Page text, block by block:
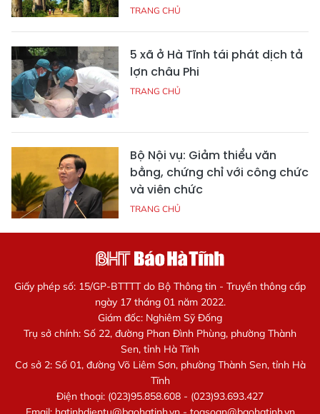
TRANG CHỦ
5 xã ở Hà Tĩnh tái phát dịch tả
lợn châu Phi
TRANG CHỦ
Bộ Nội vụ: Giảm thiểu văn
bằng, chứng chỉ với công chức
và viên chức
TRANG CHỦ
Giấy phép số: 15/GP-BTTTT do Bộ Thông tin - Truyền thông cấp
ngày 17 tháng 01 năm 2022.
Giám đốc: Nghiêm Sỹ Đống
Trụ sở chính: Số 22, đường Phan Đình Phùng, phường Thành
Sen, tỉnh Hà Tĩnh
Cơ sở 2: Số 01, đường Võ Liêm Sơn, phường Thành Sen, tỉnh Hà
Tĩnh
Điện thoại: (023)95.858.608 - (023)93.693.427